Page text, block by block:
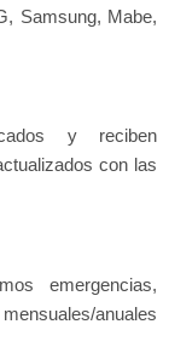
Samsung, Mabe,
y reciben
con las
emergencias,
anuales